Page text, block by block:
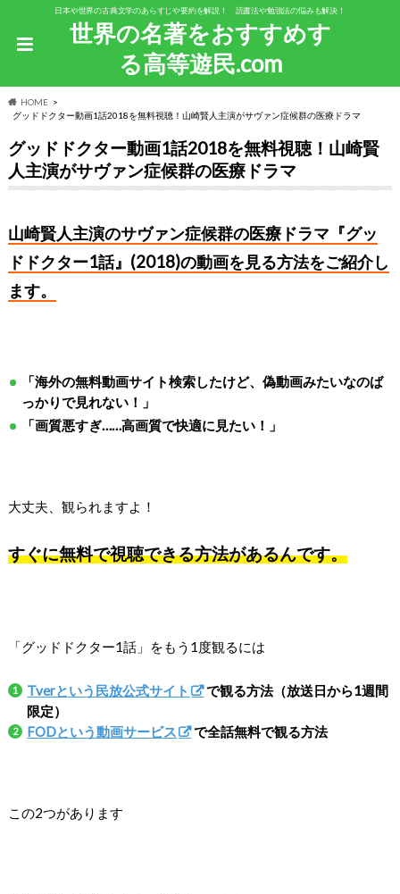
日本や世界の古典文学のあらすじや要約を解説！ 読書法や勉強法の悩みも解決！
世界の名著をおすすめす
る高等遊民.com
HOME
グッドドクター動画1話2018を無料視聴！山崎賢人主演がサヴァン症候群の医療ドラマ
グッドドクター動画1話2018を無料視聴！山崎賢
人主演がサヴァン症候群の医療ドラマ
山崎賢人主演のサヴァン症候群の医療ドラマ『グッ
ドドクター1話』(2018)の動画を見る方法をご紹介し
ます。
「海外の無料動画サイト検索したけど、偽動画みたいなのば
っかりで見れない！」
「画質悪すぎ……高画質で快適に見たい！」
大丈夫、観られますよ！
すぐに無料で視聴できる方法があるんです。
「グッドドクター1話」をもう1度観るには
Tverという民放公式サイト
で観る方法（放送日から1週間
限定）
FODという動画サービス
で全話無料で観る方法
この2つがあります